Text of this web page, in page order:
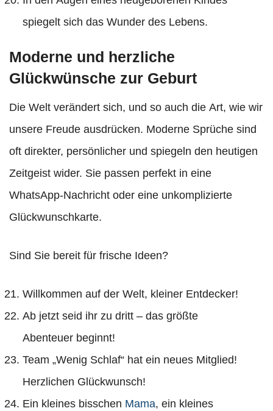
spiegelt sich das Wunder des Lebens.
Moderne und herzliche
Glückwünsche zur Geburt
Die Welt verändert sich, und so auch die Art, wie wir
unsere Freude ausdrücken. Moderne Sprüche sind
oft direkter, persönlicher und spiegeln den heutigen
Zeitgeist wider. Sie passen perfekt in eine
WhatsApp-Nachricht oder eine unkomplizierte
Glückwunschkarte.
Sind Sie bereit für frische Ideen?
Willkommen auf der Welt, kleiner Entdecker!
Ab jetzt seid ihr zu dritt – das größte
Abenteuer beginnt!
Team „Wenig Schlaf“ hat ein neues Mitglied!
Herzlichen Glückwunsch!
Ein kleines bisschen Mama, ein kleines